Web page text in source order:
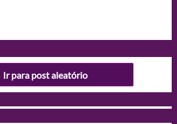
Ir para post aleatório